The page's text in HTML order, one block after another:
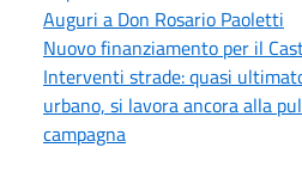
Auguri a Don Rosario Paoletti
Nuovo finanziamento per il
Interventi strade: quasi
urbano, si lavora ancora alla
campagna